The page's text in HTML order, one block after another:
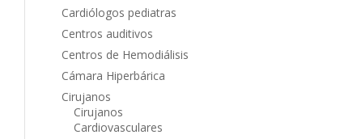
Cardiólogos pediatras
Centros auditivos
Centros de Hemodiálisis
Cámara Hiperbárica
Cirujanos
Cirujanos
Cardiovasculares